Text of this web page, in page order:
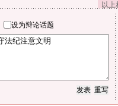
以
设为辩论话题